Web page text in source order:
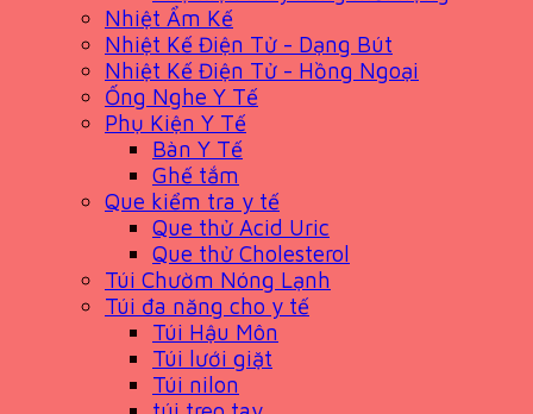
Nhiệt Ẩm Kế
Nhiệt Kế Điện Tử - Dạng Bút
Nhiệt Kế Điện Tử - Hồng Ngoại
Ống Nghe Y Tế
Phụ Kiện Y Tế
Bàn Y Tế
Ghế tắm
Que kiểm tra y tế
Que thử Acid Uric
Que thử Cholesterol
Túi Chườm Nóng Lạnh
Túi đa năng cho y tế
Túi Hậu Môn
Túi lưới giặt
Túi nilon